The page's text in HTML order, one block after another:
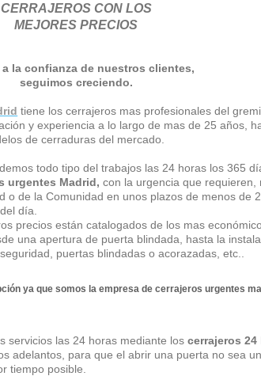
CERRAJEROS CON LOS
MEJORES PRECIOS
a la confianza de nuestros clientes,
seguimos creciendo.
tiene los cerrajeros mas profesionales del
y experiencia a lo largo de mas de 25 años,
de cerraduras del mercado.
todo tipo del trabajos las 24 horas los 365
urgentes Madrid, con la urgencia que requieren,
o de la Comunidad en unos plazos de menos de
día.
precios están catalogados de los mas
una apertura de puerta blindada, hasta la
puertas blindadas o acorazadas, etc..
ya que somos la empresa decerrajeros urgentes
servicios las 24 horas mediante loscerrajeros 24
adelantos, para que el abrir una puerta no sea
tiempo posible.